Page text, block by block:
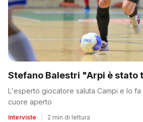
Stefano Balestri "Arpi è stato
L'esperto giocatore saluta Campi e lo
cuore aperto
Interviste 2 min di lettura